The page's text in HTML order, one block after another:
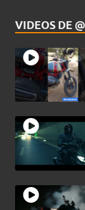
VIDEOS DE